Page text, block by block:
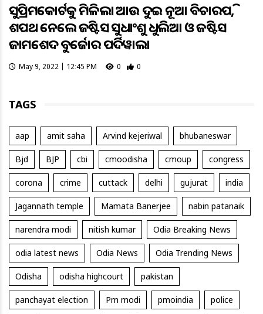
ସୁପ୍ରିମକୋର୍ଟକୁ ମିଳିଲା ଆଉ ଦୁଇ ନୂଆ ବିଚାରପତି,
ଶପଥ ନେଲେ ଜଷ୍ଟିସ ସୁଧାଂଶୁ ଧୁଲିଆ ଓ ଜଷ୍ଟିସ
ଜାମଶେଦ ବୁର୍ଜୋର ପର୍ଦିୱାଲା
May 9, 2022 | 12:45 PM 0 0
TAGS
aap amit saha Arvind kejeriwal bhubaneswar
Bjd BJP cbi cmoodisha cmoup congress
corona crime cuttack delhi gujurat india
Jagannath temple Mamata Banerjee nabin patanaik
narendra modi nitish kumar Odia Breaking News
odia latest news Odia News Odia Trending News
Odisha odisha highcourt pakistan
panchayat election Pm modi pmoindia police